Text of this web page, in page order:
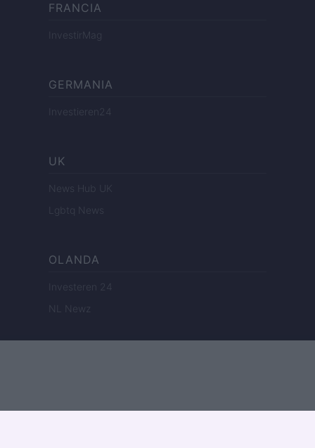
FRANCIA
InvestirMag
GERMANIA
Investieren24
UK
News Hub UK
Lgbtq News
OLANDA
Investeren 24
NL Newz